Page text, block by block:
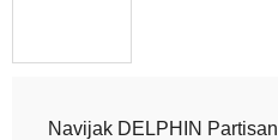
Navijak DELPHIN Partisan